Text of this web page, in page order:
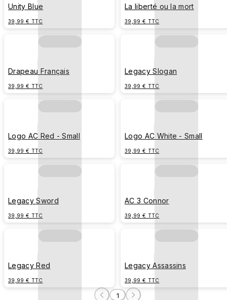
Unity Blue
39,99 € TTC
La liberté ou la mort
39,99 € TTC
Drapeau Français
39,99 € TTC
Legacy Slogan
39,99 € TTC
Logo AC Red - Small
39,99 € TTC
Logo AC White - Small
39,99 € TTC
Legacy Sword
39,99 € TTC
AC 3 Connor
39,99 € TTC
Legacy Red
39,99 € TTC
Legacy Assassins
39,99 € TTC
1